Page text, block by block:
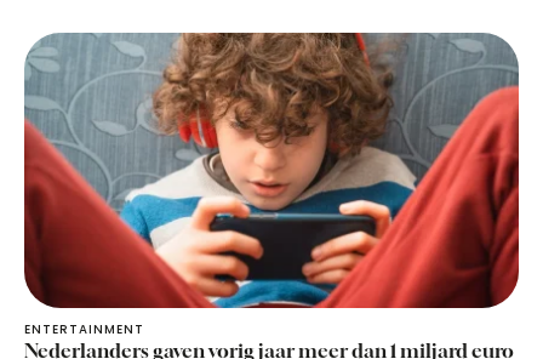
ENTERTAINMENT
Nederlanders gaven vorig jaar meer dan 1 miljard euro